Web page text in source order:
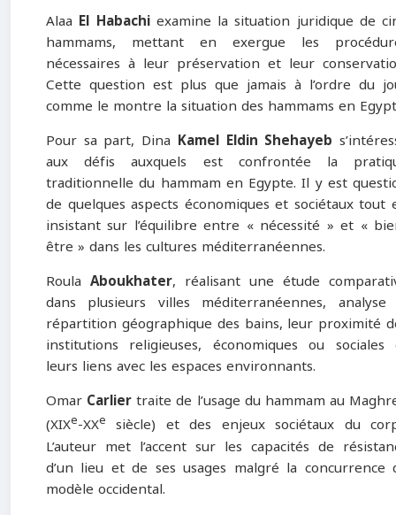
Alaa El Habachiexamine la situation juridique de
hammams, mettant en exergue les
nécessaires à leur préservation et leur
Cette question est plus que jamais à l’ordre du
comme le montre la situation des hammams en
Pour sa part, Dina Kamel Eldin Shehayeb
aux défis auxquels est confrontée la
traditionnelle du hammam en Egypte. Il y est
de quelques aspects économiques et sociétaux tout
insistant sur l’équilibre entre « nécessité » et «
être » dans les cultures méditerranéennes.
Roula Aboukhater, réalisant une étude
dans plusieurs villes méditerranéennes, analyse
répartition géographique des bains, leur proximité
institutions religieuses, économiques ou sociales
leurs liens avec les espaces environnants.
Omar Carliertraite de l’usage du hammam au
(XIXe-XXe siècle) et des enjeux sociétaux du
L’auteur met l’accent sur les capacités de
d’un lieu et de ses usages malgré la concurrence
modèle occidental.